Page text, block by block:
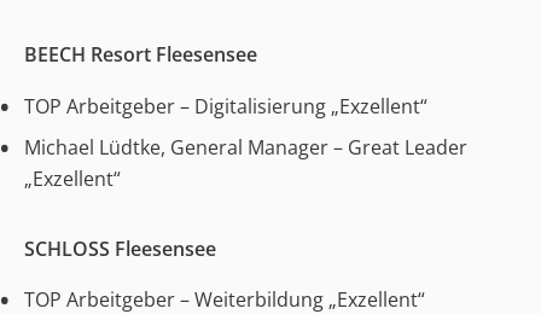
BEECH Resort Fleesensee
TOP Arbeitgeber – Digitalisierung „Exzellent“
Michael Lüdtke, General Manager – Great Leader
„Exzellent“
SCHLOSS Fleesensee
TOP Arbeitgeber – Weiterbildung „Exzellent“